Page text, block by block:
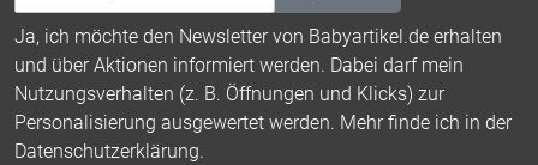
Ja, ich möchte den Newsletter von Babyartikel.de erhalten
und über Aktionen informiert werden. Dabei darf mein
Nutzungsverhalten (z. B. Öffnungen und Klicks) zur
Personalisierung ausgewertet werden. Mehr finde ich in der
Datenschutzerklärung.